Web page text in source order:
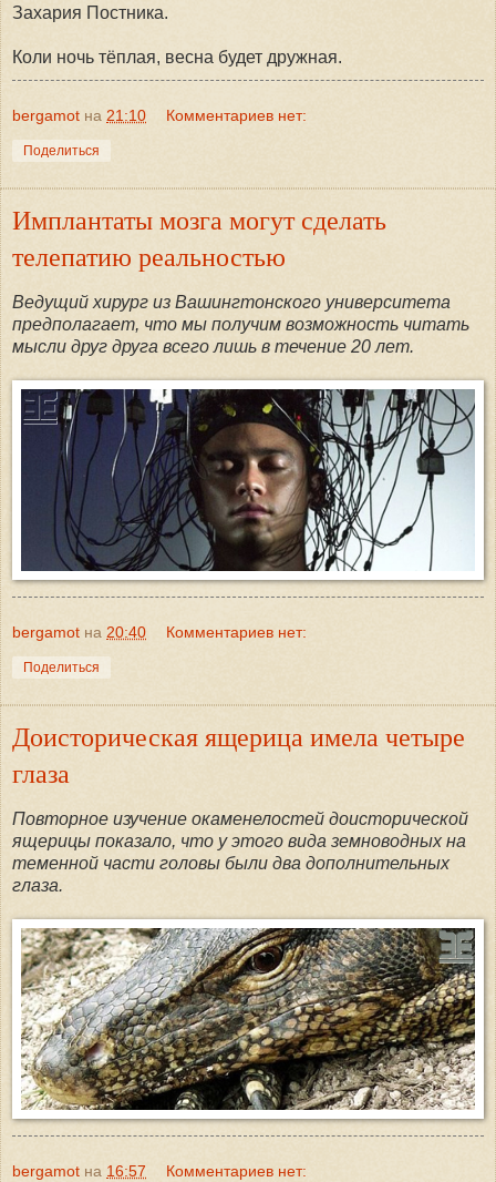
Захария Постника.
Коли ночь тёплая, весна будет дружная.
bergamot на 21:10 Комментариев нет:
Поделиться
Имплантаты мозга могут сделать
телепатию реальностью
Ведущий хирург из Вашингтонского университета
предполагает, что мы получим возможность читать
мысли друг друга всего лишь в течение 20 лет.
bergamot на 20:40 Комментариев нет:
Поделиться
Доисторическая ящерица имела четыре
глаза
Повторное изучение окаменелостей доисторической
ящерицы показало, что у этого вида земноводных на
теменной части головы были два дополнительных
глаза.
bergamot на 16:57 Комментариев нет: